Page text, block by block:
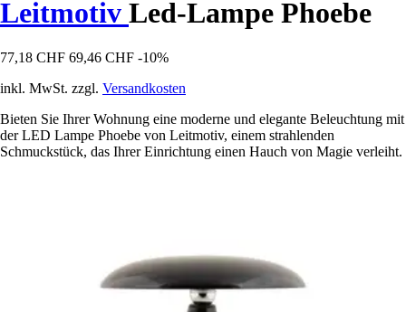
Leitmotiv Led-Lampe Phoebe
77,18 CHF 69,46 CHF -10%
inkl. MwSt. zzgl. Versandkosten
Bieten Sie Ihrer Wohnung eine moderne und elegante Beleuchtung mit
der LED Lampe Phoebe von Leitmotiv, einem strahlenden
Schmuckstück, das Ihrer Einrichtung einen Hauch von Magie verleiht.